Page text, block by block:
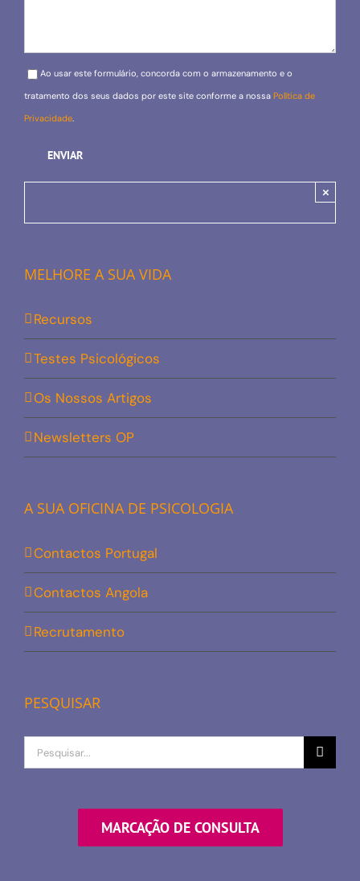
Please leave this field empty.
Ao usar este formulário, concorda com o armazenamento e o
tratamento dos seus dados por este site conforme a nossa Política de
Privacidade.
×
MELHORE A SUA VIDA
Recursos
Testes Psicológicos
Os Nossos Artigos
Newsletters OP
A SUA OFICINA DE PSICOLOGIA
Contactos Portugal
Contactos Angola
Recrutamento
PESQUISAR
Procurar
por
MARCAÇÃO DE CONSULTA